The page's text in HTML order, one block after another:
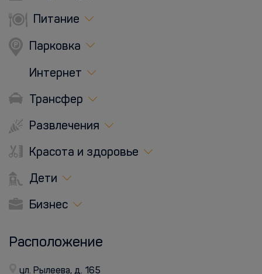
Питание
Парковка
Интернет
Трансфер
Развлечения
Красота и здоровье
Дети
Бизнес
Расположение
ул. Рылеева, д. 165